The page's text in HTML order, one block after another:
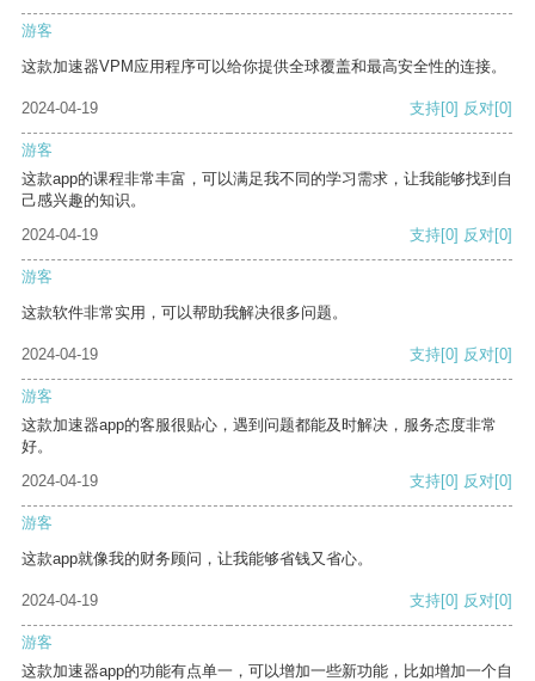
游客
这款加速器VPM应用程序可以给你提供全球覆盖和最高安全性的连接。
2024-04-19 支持[0] 反对[0]
游客
这款app的课程非常丰富，可以满足我不同的学习需求，让我能够找到自
己感兴趣的知识。
2024-04-19
支持[0] 反对[0]
游客
这款软件非常实用，可以帮助我解决很多问题。
2024-04-19 支持[0] 反对[0]
游客
这款加速器app的客服很贴心，遇到问题都能及时解决，服务态度非常
好。
2024-04-19
支持[0] 反对[0]
游客
这款app就像我的财务顾问，让我能够省钱又省心。
2024-04-19 支持[0] 反对[0]
游客
这款加速器app的功能有点单一，可以增加一些新功能，比如增加一个自